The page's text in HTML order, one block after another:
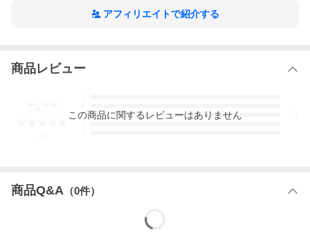
アフィリエイトで紹介する
商品レビュー
3
この商品に関するレビューはありません
商品Q&A （0件）